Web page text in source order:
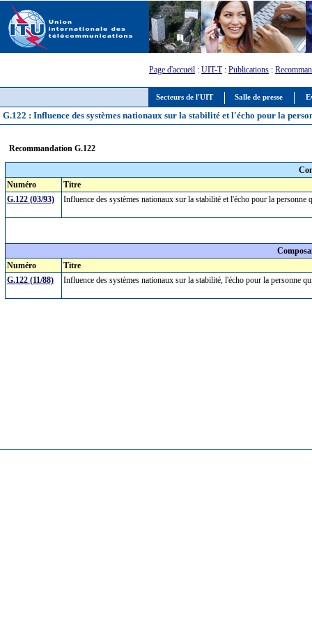
Secteurs de l'UIT Salle de presse
Page d'accueil : UIT-T: Publications :
G.122 : Influence des systèmes nationaux sur la stabilité et l'écho pour la
Recommandation G.122
Numéro
Titre
G.122 (03/93)
Influence des systèmes nationaux sur la stabilité et l'écho pour la
Numéro
Titre
G.122 (11/88)
Influence des systèmes nationaux sur la stabilité, l'écho pour la personne